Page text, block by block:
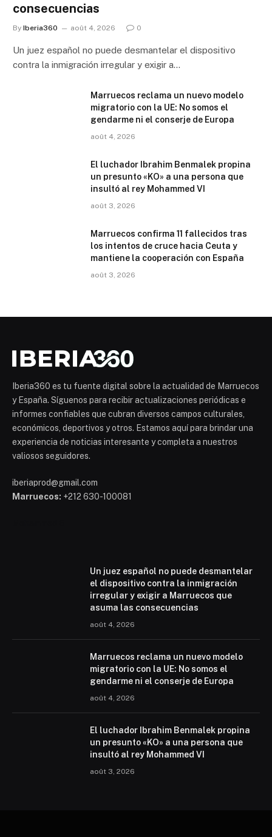
consecuencias
By Iberia360 août 4, 2026 0
Un juez español no puede desmantelar el dispositivo
contra la inmigración irregular y exigir a…
Marruecos reclama un nuevo modelo
migratorio con la UE: No somos el
gendarme ni el conserje de Europa
août 4, 2026
El luchador Ibrahim Benmalek propina
un presunto «KO» a una persona que
insultó al rey Mohammed VI
août 3, 2026
Marruecos confirma 11 fallecidos tras
los intentos de cruce hacia Ceuta y
mantiene la cooperación con España
août 3, 2026
Iberia360 es tu fuente digital sobre la actualidad de Marruecos
y España. Síguenos para recibir actualizaciones periódicas e
informes confiables que cubran diversos campos culturales,
económicos, deportivos y otros. Estamos aquí para brindar una
experiencia de noticias interesante y completa a nuestros
valiosos seguidores.
iberiaprod@gmail.com
Marruecos: +212 630-100081
Un juez español no puede desmantelar
el dispositivo contra la inmigración
irregular y exigir a Marruecos que
asuma las consecuencias
août 4, 2026
Marruecos reclama un nuevo modelo
migratorio con la UE: No somos el
gendarme ni el conserje de Europa
août 4, 2026
El luchador Ibrahim Benmalek propina
un presunto «KO» a una persona que
insultó al rey Mohammed VI
août 3, 2026